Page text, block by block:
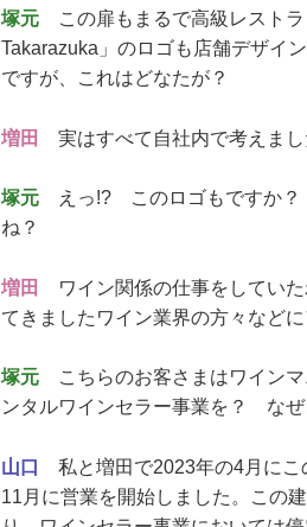
塚元 この扉もまるで高級レスト
Takarazuka」のロゴも店舗デザイ
ですが、これはどなたが？
増田 実はすべて自社内で考えまし
塚元 えっ!? このロゴもですか？
ね？
増田
ワイン関係の仕事をしてい
てきましたワイン業界の方々など
塚元 こちらのお客さまはワイン
ンタルワインセラー事業を？ なぜ
山口
私と増田で2023年の4月にこ
11月に営業を開始しました。この